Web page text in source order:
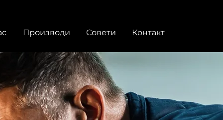
Производи Совети Контакт